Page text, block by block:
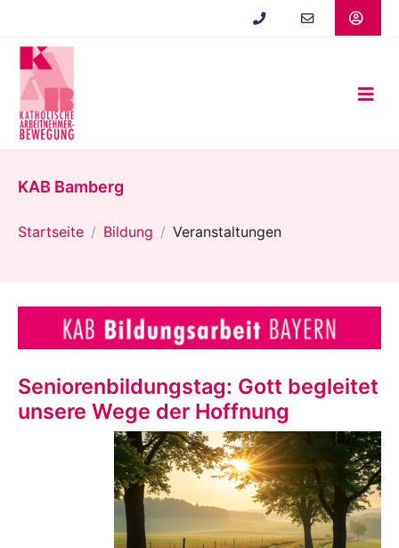
springen
KAB Bamberg
Startseite Bildung Veranstaltungen
Seniorenbildungstag: Gott begleitet
unsere Wege der Hoffnung